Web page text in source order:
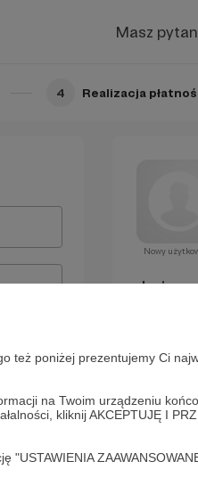
też poniżej prezentujemy Ci
na Twoim urządzeniu
kliknij AKCEPTUJĘ I
Masz
4 Realizacja
Nowy
Już